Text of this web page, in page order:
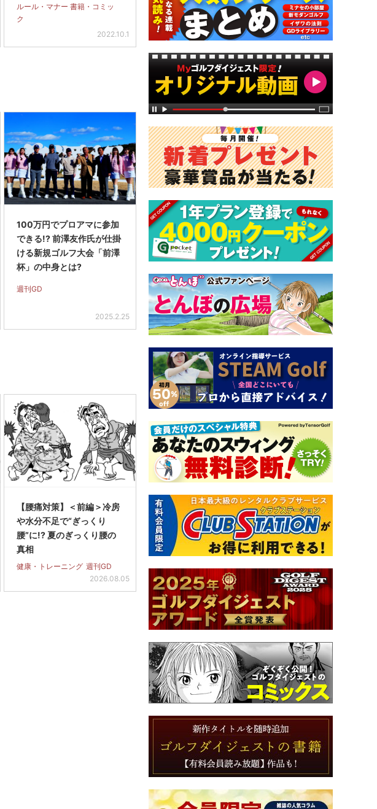
ルール・マナー 書籍・コミッ
ク
2022.10.1
100万円でプロアマに参加
できる!? 前澤友作氏が仕掛
ける新規ゴルフ大会「前澤
杯」の中身とは?
週刊GD
2025.2.25
【腰痛対策】＜前編＞冷房
や水分不足で“ぎっくり
腰”に!? 夏のぎっくり腰の
真相
健康・トレーニング 週刊GD
2026.08.05